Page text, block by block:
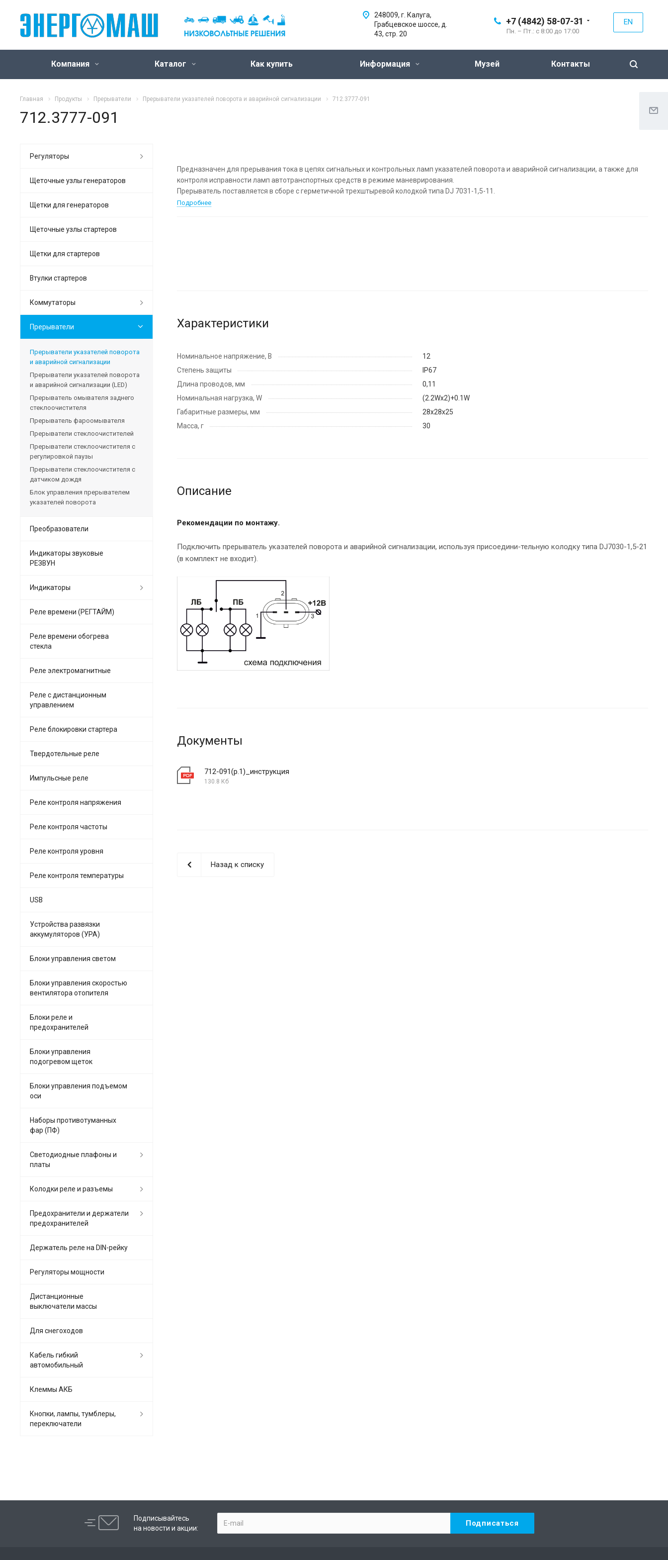
+7 (4842) 58-07-31
Пн. – Пт.: с 8:00 до 17:00
EN
248009, г. Калуга,
Грабцевское шоссе, д.
43, стр. 20
Компания Каталог Как купить Информация Музей Контакты
Главная Продукты Прерыватели Прерыватели указателей поворота и аварийной сигнализации 712.3777-091
712.3777-091
Предназначен для прерывания тока в цепях сигнальных и контрольных ламп указателей поворота и аварийной сигнализации, а также для
контроля исправности ламп автотранспортных средств в режиме маневрирования.
Прерыватель поставляется в сборе с герметичной трехштыревой колодкой типа DJ 7031-1,5-11.
Подробнее
Характеристики
Номинальное напряжение, В
12
Степень защиты
IP67
Длина проводов, мм
0,11
Номинальная нагрузка, W
(2.2Wх2)+0.1W
Габаритные размеры, мм
28х28х25
Масса, г
30
Описание
Рекомендации по монтажу.
Подключить прерыватель указателей поворота и аварийной сигнализации, используя присоедини-тельную колодку типа DJ7030-1,5-21
(в комплект не входит).
Документы
712-091(р.1)_инструкция
130.8 Кб
Назад к списку
Регуляторы
Щеточные узлы генераторов
Щетки для генераторов
Щеточные узлы стартеров
Щетки для стартеров
Втулки стартеров
Коммутаторы
Прерыватели
Прерыватели указателей поворота
и аварийной сигнализации
Прерыватели указателей поворота
и аварийной сигнализации (LED)
Прерыватель омывателя заднего
стеклоочистителя
Прерыватель фароомывателя
Прерыватели стеклоочистителей
Прерыватели стеклоочистителя с
регулировкой паузы
Прерыватели стеклоочистителя с
датчиком дождя
Блок управления прерывателем
указателей поворота
Преобразователи
Индикаторы звуковые
РЕЗВУН
Индикаторы
Реле времени (РЕГТАЙМ)
Реле времени обогрева
стекла
Реле электромагнитные
Реле с дистанционным
управлением
Реле блокировки стартера
Твердотельные реле
Импульсные реле
Реле контроля напряжения
Реле контроля частоты
Реле контроля уровня
Реле контроля температуры
USB
Устройства развязки
аккумуляторов (УРА)
Блоки управления светом
Блоки управления скоростью
вентилятора отопителя
Блоки реле и
предохранителей
Блоки управления
подогревом щеток
Блоки управления подъемом
оси
Наборы противотуманных
фар (ПФ)
Светодиодные плафоны и
платы
Колодки реле и разъемы
Предохранители и держатели
предохранителей
Держатель реле на DIN-рейку
Регуляторы мощности
Дистанционные
выключатели массы
Для снегоходов
Кабель гибкий
автомобильный
Клеммы АКБ
Кнопки, лампы, тумблеры,
переключатели
Подписывайтесь
на новости и акции: